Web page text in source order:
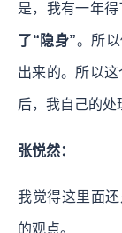
是，我有一年
了“隐身”。所
出来的。所以
后，我自己的处
张悦然：
我觉得这里面
的观点。